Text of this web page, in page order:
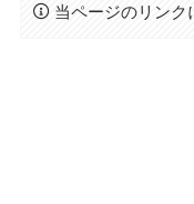
当ページのリンク